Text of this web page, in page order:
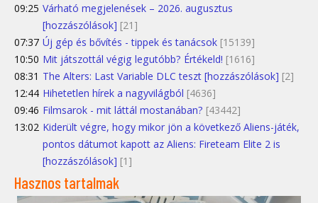
09:25 Várható megjelenések – 2026. augusztus
[hozzászólások] [21]
07:37 Új gép és bővítés - tippek és tanácsok [15139]
10:50 Mit játszottál végig legutóbb? Értékeld! [1616]
08:31 The Alters: Last Variable DLC teszt [hozzászólások] [2]
12:44 Hihetetlen hírek a nagyvilágból [4636]
09:46 Filmsarok - mit láttál mostanában? [43442]
13:02 Kiderült végre, hogy mikor jön a következő Aliens-játék,
pontos dátumot kapott az Aliens: Fireteam Elite 2 is
[hozzászólások] [1]
Hasznos tartalmak